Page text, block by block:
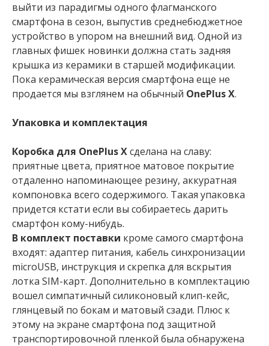
выйти из парадигмы одного флагманского
смартфона в сезон, выпустив среднебюджетное
устройство в упором на внешний вид. Одной из
главных фишек новинки должна стать задняя
крышка из керамики в старшей модификации.
Пока керамическая версия смартфона еще не
продается мы взглянем на обычный OnePlus X.
Упаковка и комплектация
Коробка для OnePlus Xсделана на славу:
приятные цвета, приятное матовое покрытие
отдаленно напоминающее резину, аккуратная
компоновка всего содержимого. Такая упаковка
придется кстати если вы собираетесь дарить
смартфон кому-нибудь.
В комплект поставки кроме самого смартфона
входят: адаптер питания, кабель синхронизации
microUSB, инструкция и скрепка для вскрытия
лотка SIM-карт. Дополнительно в комплектацию
вошел симпатичный силиконовый клип-кейс,
глянцевый по бокам и матовый сзади. Плюс к
этому на экране смартфона под защитной
транспортировочной пленкой была обнаружена